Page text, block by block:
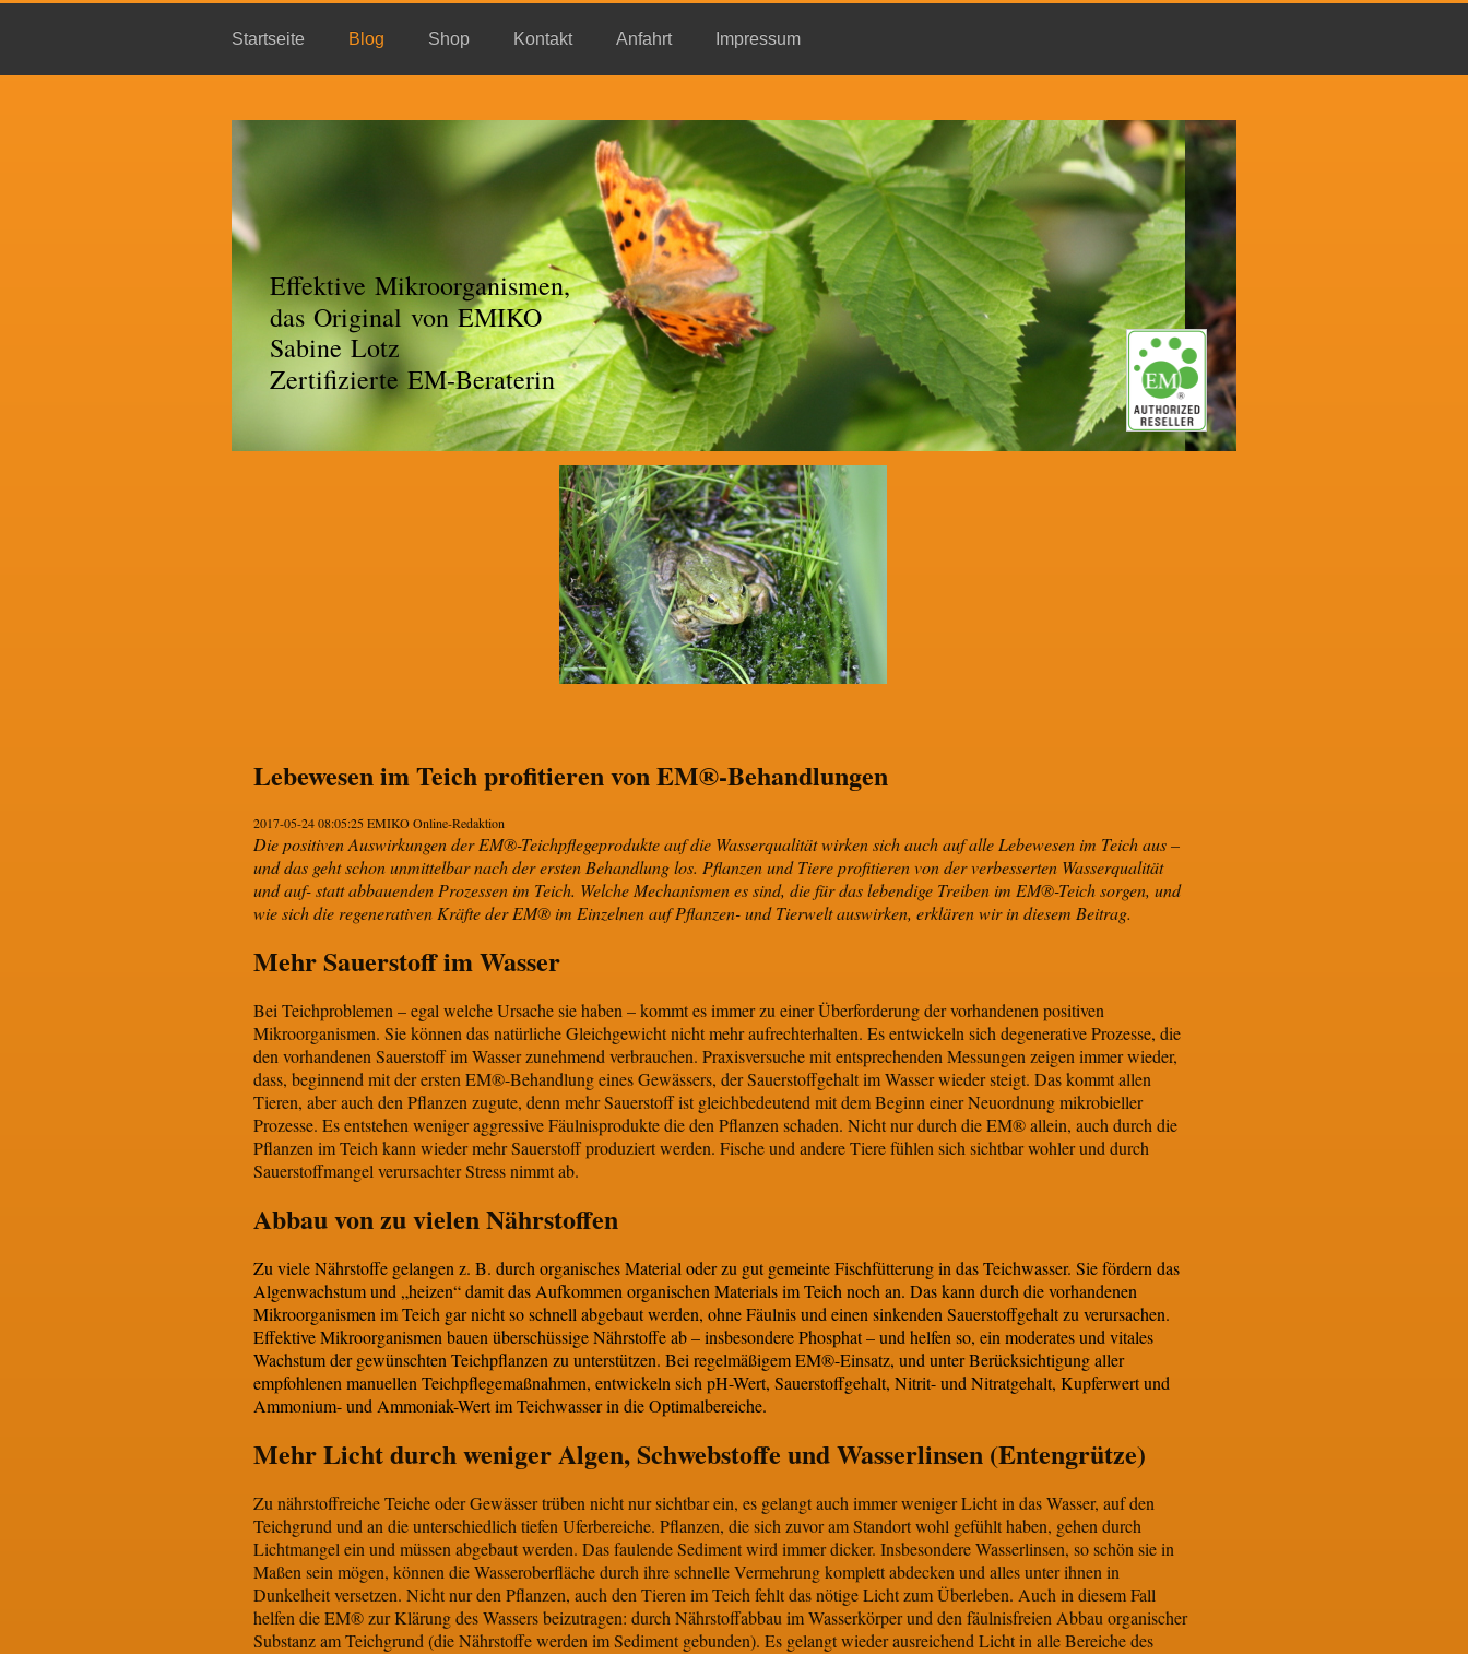
Startseite Blog Shop Kontakt Anfahrt Impressum
Effektive Mikroorganismen,
das Original von EMIKO
Sabine Lotz
Zertifizierte EM-Beraterin
Lebewesen im Teich profitieren von EM®-Behandlungen
2017-05-24 08:05:25 EMIKO Online-Redaktion
Die positiven Auswirkungen der EM®-Teichpflegeprodukte auf die Wasserqualität wirken sich auch auf alle Lebewesen im Teich aus –
und das geht schon unmittelbar nach der ersten Behandlung los. Pflanzen und Tiere profitieren von der verbesserten Wasserqualität
und auf- statt abbauenden Prozessen im Teich. Welche Mechanismen es sind, die für das lebendige Treiben im EM®-Teich sorgen, und
wie sich die regenerativen Kräfte der EM® im Einzelnen auf Pflanzen- und Tierwelt auswirken, erklären wir in diesem Beitrag.
Mehr Sauerstoff im Wasser
Bei Teichproblemen – egal welche Ursache sie haben – kommt es immer zu einer Überforderung der vorhandenen positiven
Mikroorganismen. Sie können das natürliche Gleichgewicht nicht mehr aufrechterhalten. Es entwickeln sich degenerative Prozesse, die
den vorhandenen Sauerstoff im Wasser zunehmend verbrauchen. Praxisversuche mit entsprechenden Messungen zeigen immer wieder,
dass, beginnend mit der ersten EM®-Behandlung eines Gewässers, der Sauerstoffgehalt im Wasser wieder steigt. Das kommt allen
Tieren, aber auch den Pflanzen zugute, denn mehr Sauerstoff ist gleichbedeutend mit dem Beginn einer Neuordnung mikrobieller
Prozesse. Es entstehen weniger aggressive Fäulnisprodukte die den Pflanzen schaden. Nicht nur durch die EM® allein, auch durch die
Pflanzen im Teich kann wieder mehr Sauerstoff produziert werden. Fische und andere Tiere fühlen sich sichtbar wohler und durch
Sauerstoffmangel verursachter Stress nimmt ab.
Abbau von zu vielen Nährstoffen
Zu viele Nährstoffe gelangen z. B. durch organisches Material oder zu gut gemeinte Fischfütterung in das Teichwasser. Sie fördern das
Algenwachstum und „heizen“ damit das Aufkommen organischen Materials im Teich noch an. Das kann durch die vorhandenen
Mikroorganismen im Teich gar nicht so schnell abgebaut werden, ohne Fäulnis und einen sinkenden Sauerstoffgehalt zu verursachen.
Effektive Mikroorganismen bauen überschüssige Nährstoffe ab – insbesondere Phosphat – und helfen so, ein moderates und vitales
Wachstum der gewünschten Teichpflanzen zu unterstützen. Bei regelmäßigem EM®-Einsatz, und unter Berücksichtigung aller
empfohlenen manuellen Teichpflegemaßnahmen, entwickeln sich pH-Wert, Sauerstoffgehalt, Nitrit- und Nitratgehalt, Kupferwert und
Ammonium- und Ammoniak-Wert im Teichwasser in die Optimalbereiche.
Mehr Licht durch weniger Algen, Schwebstoffe und Wasserlinsen (Entengrütze)
Zu nährstoffreiche Teiche oder Gewässer trüben nicht nur sichtbar ein, es gelangt auch immer weniger Licht in das Wasser, auf den
Teichgrund und an die unterschiedlich tiefen Uferbereiche. Pflanzen, die sich zuvor am Standort wohl gefühlt haben, gehen durch
Lichtmangel ein und müssen abgebaut werden. Das faulende Sediment wird immer dicker. Insbesondere Wasserlinsen, so schön sie in
Maßen sein mögen, können die Wasseroberfläche durch ihre schnelle Vermehrung komplett abdecken und alles unter ihnen in
Dunkelheit versetzen. Nicht nur den Pflanzen, auch den Tieren im Teich fehlt das nötige Licht zum Überleben. Auch in diesem Fall
helfen die EM® zur Klärung des Wassers beizutragen: durch Nährstoffabbau im Wasserkörper und den fäulnisfreien Abbau organischer
Substanz am Teichgrund (die Nährstoffe werden im Sediment gebunden). Es gelangt wieder ausreichend Licht in alle Bereiche des